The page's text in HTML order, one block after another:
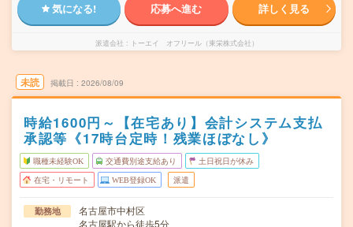
気になる! 応募へ進む 詳しく見る
派遣会社 トーエイ オフリール（東栄株式会社）
未読 掲載日 2026/08/09
時給1600円～【在宅あり】会計システム支払
承認等《17時台定時！残業ほぼなし》
職種未経験OK 交通費別途支給あり 土日祝日が休み
在宅・リモート WEB登録OK 派遣
勤務地
名古屋市中村区
名古屋駅から徒歩5分